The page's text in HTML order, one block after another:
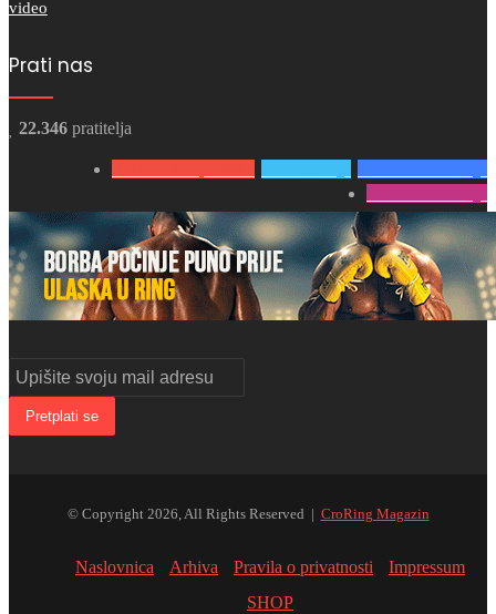
video
Prati nas
22.346 pratitelja
Upišite
svoju
mail
adresu
© Copyright 2026, All Rights Reserved | CroRing Magazin
Naslovnica Arhiva Pravila o privatnosti
Impressum
SHOP